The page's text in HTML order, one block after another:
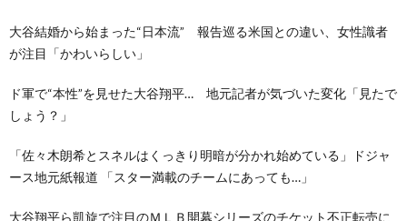
大谷結婚から始まった“日本流” 報告巡る米国との違い、女性識者
が注目「かわいらしい」
ド軍で“本性”を見せた大谷翔平… 地元記者が気づいた変化「見たで
しょう？」
「佐々木朗希とスネルはくっきり明暗が分かれ始めている」ドジャ
ース地元紙報道 「スター満載のチームにあっても…」
大谷翔平ら凱旋で注目のＭＬＢ開幕シリーズのチケット不正転売に